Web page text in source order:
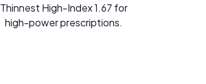
Thinnest High-Index 1.67 for
high-power prescriptions.